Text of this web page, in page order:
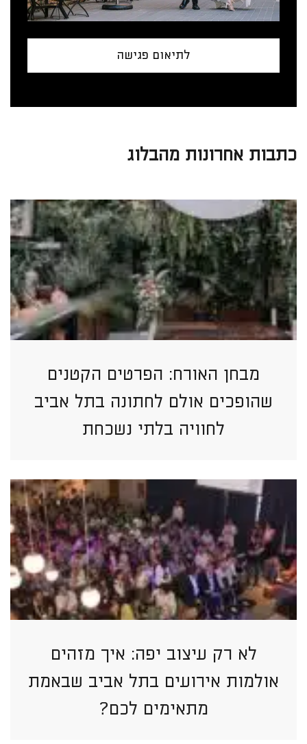
לתיאום פגישה
כתבות אחרונות מהבלוג
מבחן האורח: הפרטים הקטנים
שהופכים אולם לחתונה בתל אביב
לחוויה בלתי נשכחת
לא רק עיצוב יפה: איך מזהים
אולמות אירועים בתל אביב שבאמת
מתאימים לכם?